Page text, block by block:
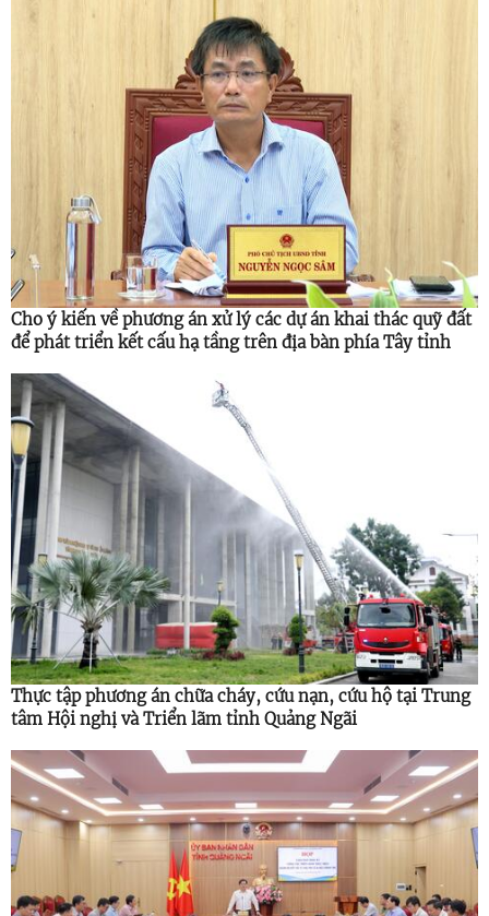
Cho ý kiến về phương án xử lý các dự án khai thác quỹ đất
để phát triển kết cấu hạ tầng trên địa bàn phía Tây tỉnh
Thực tập phương án chữa cháy, cứu nạn, cứu hộ tại Trung
tâm Hội nghị và Triển lãm tỉnh Quảng Ngãi